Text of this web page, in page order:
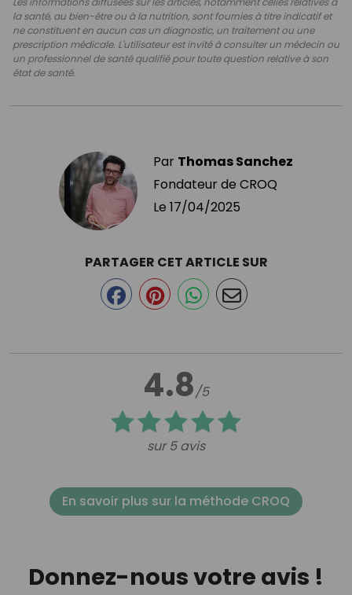
la santé, au bien-être ou à la nutrition, sont fournies à titre indicatif et
ne constituent en aucun cas un diagnostic, un traitement ou une
prescription médicale. L'utilisateur est invité à consulter un médecin ou
un professionnel de santé qualifié pour toute question relative à son
état de santé.
Par Thomas Sanchez
Fondateur de CROQ
Le 17/04/2025
4.8/5
sur 5 avis
PARTAGER CET ARTICLE SUR
En savoir plus sur la méthode CROQ
Donnez-nous votre avis !